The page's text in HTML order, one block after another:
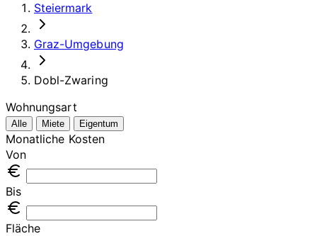
Steiermark
Graz-Umgebung
Dobl-Zwaring
Wohnungsart
Alle Miete Eigentum
Monatliche Kosten
Von
Bis
Fläche